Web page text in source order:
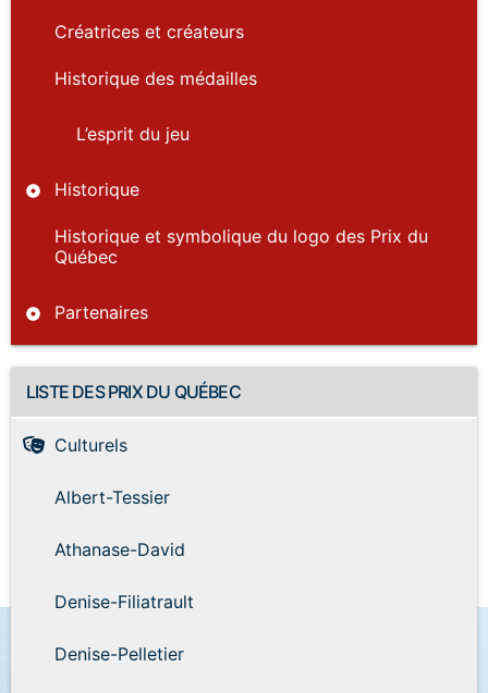
Créatrices et créateurs
Historique des médailles
L’esprit du jeu
Historique
Historique et symbolique du logo des Prix du
Québec
Partenaires
LISTE DES PRIX DU QUÉBEC
Culturels
Albert-Tessier
Athanase-David
Denise-Filiatrault
Denise-Pelletier